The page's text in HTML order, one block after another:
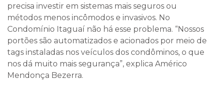
precisa investir em sistemas mais seguros ou
métodos menos incômodos e invasivos. No
Condomínio Itaguaí não há esse problema. “Nossos
portões são automatizados e acionados por meio de
tags instaladas nos veículos dos condôminos, o que
nos dá muito mais segurança”, explica Américo
Mendonça Bezerra.